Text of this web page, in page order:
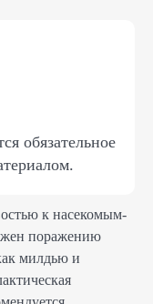
обязательное
к насекомым-
поражению
милдью и